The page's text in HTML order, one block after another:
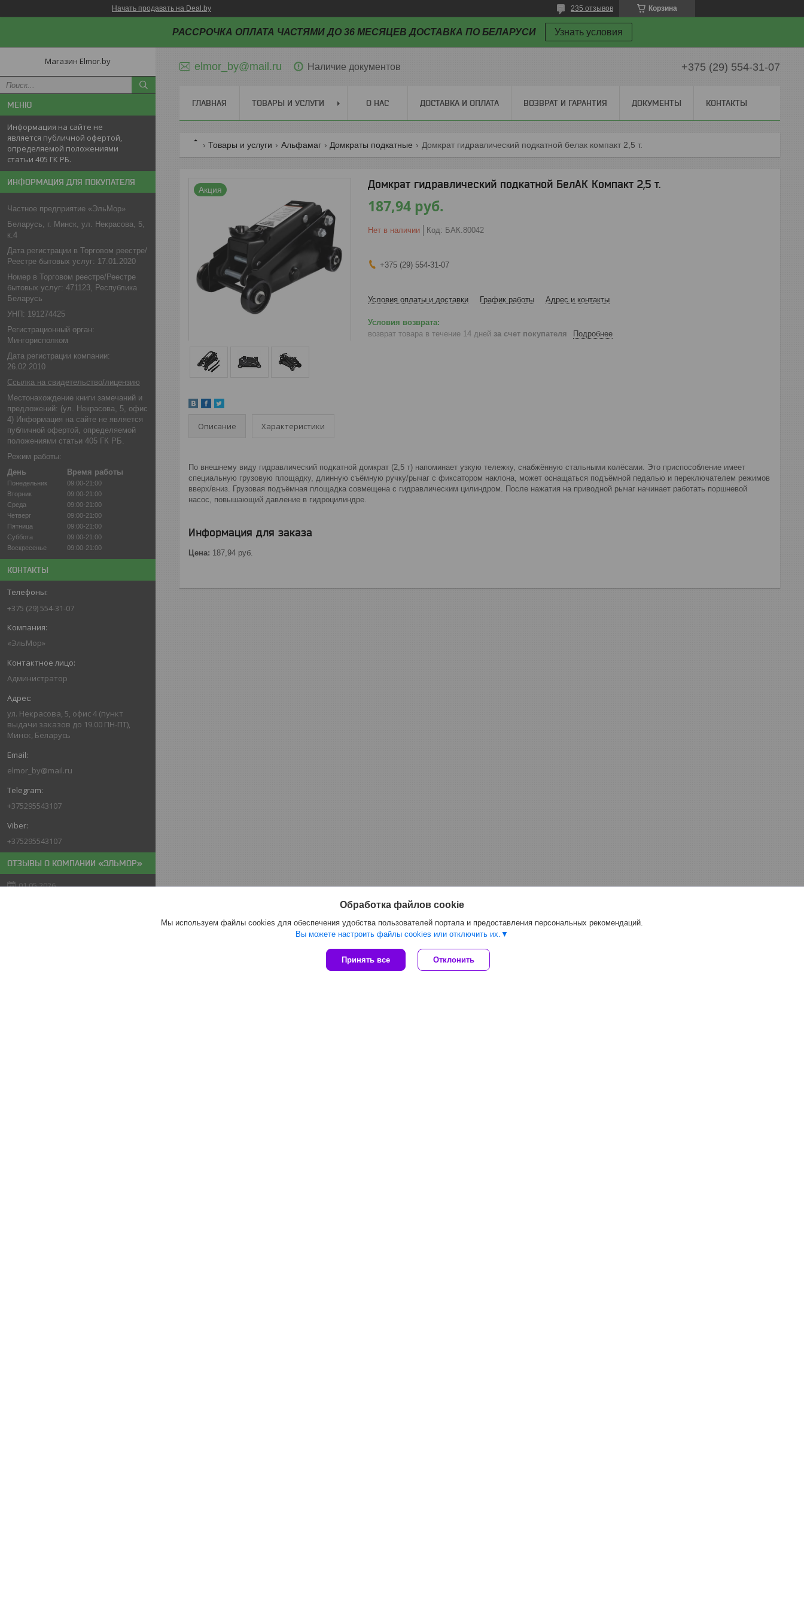
Начать продавать на Deal.by Корзина
235 отзывов
РАССРОЧКА ОПЛАТА ЧАСТЯМИ ДО 36 МЕСЯЦЕВ ДОСТАВКА ПО БЕЛАРУСИ Узнать условия
Магазин Elmor.by
Информация на сайте не
является публичной офертой,
определяемой положениями
статьи 405 ГК РБ.
ИНФОРМАЦИЯ ДЛЯ ПОКУПАТЕЛЯ
Частное предприятие «ЭльМор»
Беларусь, г. Минск, ул. Некрасова, 5,
к.4
Дата регистрации в Торговом реестре/
Реестре бытовых услуг: 17.01.2020
Номер в Торговом реестре/Реестре
бытовых услуг: 471123, Республика
Беларусь
УНП: 191274425
Регистрационный орган:
Мингорисполком
Дата регистрации компании:
26.02.2010
Ссылка на свидетельство/лицензию
Местонахождение книги замечаний и
предложений: (ул. Некрасова, 5, офис
4) Информация на сайте не является
публичной офертой, определяемой
положениями статьи 405 ГК РБ.
Режим работы:
День
Время работы
Понедельник
09:00-21:00
Вторник
09:00-21:00
Среда
09:00-21:00
Четверг
09:00-21:00
Пятница
09:00-21:00
Суббота
09:00-21:00
Воскресенье
09:00-21:00
КОНТАКТЫ
+375 (29) 554-31-07
«ЭльМор»
Администратор
ул. Некрасова, 5, офис 4 (пункт
выдачи заказов до 19.00 ПН-ПТ),
Минск, Беларусь
elmor_by@mail.ru
+375295543107
+375295543107
ОТЗЫВЫ О КОМПАНИИ «ЭЛЬМОР»
01.05.2026
elmor_by@mail.ru Наличие документов +375 (29) 554-31-07
ГЛАВНАЯ ТОВАРЫ И УСЛУГИ О НАС ДОСТАВКА И ОПЛАТА ВОЗВРАТ И ГАРАНТИЯ ДОКУМЕНТЫ КОНТАКТЫ
Товары и услуги Альфамаг Домкраты подкатные Домкрат гидравлический подкатной белак компакт 2,5 т.
Акция Домкрат гидравлический подкатной БелАК Компакт 2,5 т.
187,94 руб.
Нет в наличии Код: БАК.80042
+375 (29) 554-31-07
Условия оплаты и доставки График работы Адрес и контакты
возврат товара в течение 14 дней за счет покупателя Подробнее
Описание Характеристики
По внешнему виду гидравлический подкатной домкрат (2,5 т) напоминает узкую тележку, снабжённую стальными колёсами. Это приспособление имеет
специальную грузовую площадку, длинную съёмную ручку/рычаг с фиксатором наклона, может оснащаться подъёмной педалью и переключателем режимов
вверх/вниз. Грузовая подъёмная площадка совмещена с гидравлическим цилиндром. После нажатия на приводной рычаг начинает работать поршневой
насос, повышающий давление в гидроцилиндре.
Информация для заказа
Цена: 187,94 руб.
Обработка файлов cookie
Мы используем файлы cookies для обеспечения удобства пользователей портала и предоставления персональных рекомендаций.
Вы можете настроить файлы cookies или отключить их.
Принять все Отклонить